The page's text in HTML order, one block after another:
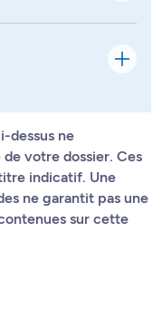
dessus ne
votre dossier. Ces
indicatif. Une
ne garantit pas une
sur cette